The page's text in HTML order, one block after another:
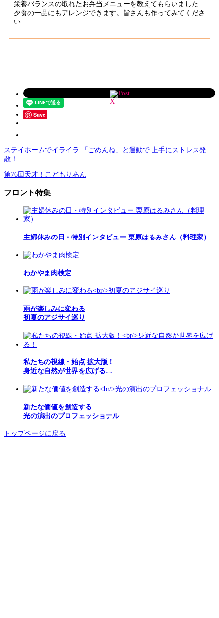
栄養バランスの取れたお弁当メニューを教えてもらいました
夕食の一品にもアレンジできます。皆さんも作ってみてくださ
い
Post
Save
ステイホームでイライラ 「ごめんね」と運動で 上手にストレス発
散！
第76回天才！こどもりあん
フロント特集
主婦休みの日・特別インタビュー 栗原はるみさん（料理家）
わかやま肉検定
雨が楽しみに変わる
初夏のアジサイ巡り
私たちの視線・始点 拡大版！
身近な自然が世界を広げる…
新たな価値を創造する
光の演出のプロフェッショナル
トップページに戻る